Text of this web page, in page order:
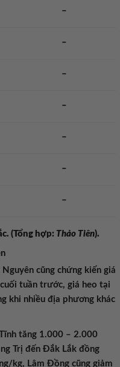
–
–
–
–
–
–
–
(Tổng hợp: Thảo Tiên).
cũng chứng kiến giá
tuần trước, giá heo tại
khi nhiều địa phương khác
tăng 1.000 – 2.000
Trị đến Đắk Lắk đồng
kg, Lâm Đồng cũng giảm